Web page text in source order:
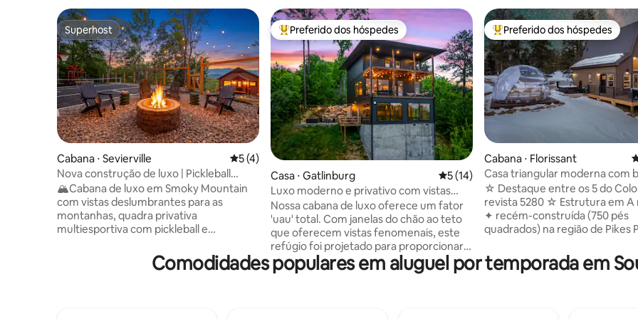
Superhost
Superhost
Cabana ⋅ Sevierville 5 de uma avaliação média de 5, 4 avaliações
5 (4)
Nova construção de luxo | Pickleball
privativo + vista para as montanhas
🏔️Cabana de luxo em Smoky Mountain
com vistas deslumbrantes para as
montanhas, quadra privativa
multiesportiva com pickleball e
crianças, banheira de hidromassagem,
lareira acolhedora com balanços na
Entre os melhores preferidos dos hóspedes
Preferido dos hóspedes
Casa ⋅ Gatlinburg 5 de uma avaliação média de 5, 14
5 (14)
Luxo moderno e privativo com vistas
deslumbrantes!
Nossa cabana de luxo oferece um fator
'uau' total. Com janelas do chão ao teto
que oferecem vistas fenomenais, este
refúgio foi projetado para proporcionar
um conforto de alto nível. Ela acomoda 12
pessoas e dispõe de piscina privativa
Entre os melhores preferidos
Preferido dos hóspedes
Cabana ⋅ Florissant
Casa triangular moderna com
de hidromassagem + cúpula
observação de estrelas
☆ Destaque entre os 5 do
revista 5280 ☆ Estrutura em A
✦ recém-construída (750 pés
quadrados) na região de Pikes
loft) ✦ Banheira de
privativa ✦ Stargazing Dome
Comodidades populares em aluguel por temporada em